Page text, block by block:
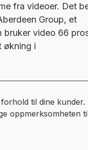
fra videoer. Det
Group, et
bruker video 66
økning i
til dine kunder.
oppmerksomheten